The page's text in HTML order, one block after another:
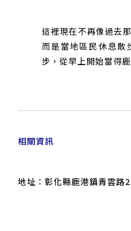
這裡現在不再像過去
而是當地區民休息散
步，從早上開始當得鹿
相關資訊
地址：彰化縣鹿港鎮青雲路